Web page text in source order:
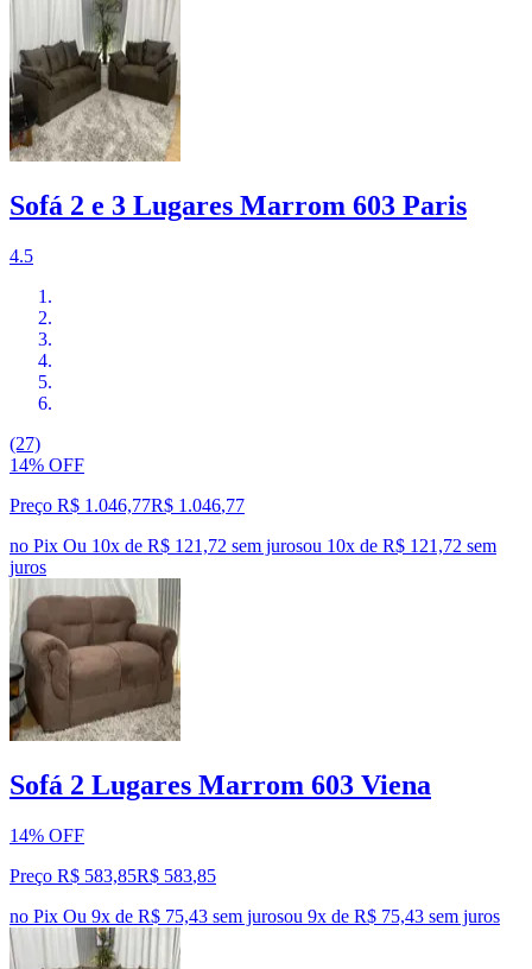
Sofá 2 e 3 Lugares Marrom 603 Paris
4.5
(27)
14% OFF
Preço R$ 1.046,77R$ 1.046,77
no Pix Ou 10x de R$ 121,72 sem jurosou 10x de R$ 121,72 sem
juros
Sofá 2 Lugares Marrom 603 Viena
14% OFF
Preço R$ 583,85R$ 583,85
no Pix Ou 9x de R$ 75,43 sem jurosou 9x de R$ 75,43 sem juros